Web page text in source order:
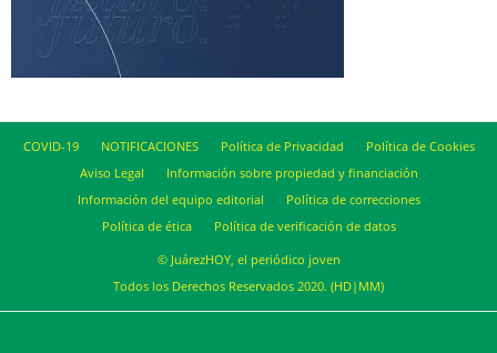
COVID-19 NOTIFICACIONES Política de Privacidad
Política de Cookies
Aviso Legal
Información sobre propiedad y financiación
Información del equipo editorial
Política de correcciones
Política de ética
Política de verificación de datos
© JuárezHOY, el periódico joven
Todos los Derechos Reservados 2020. (HD|MM)